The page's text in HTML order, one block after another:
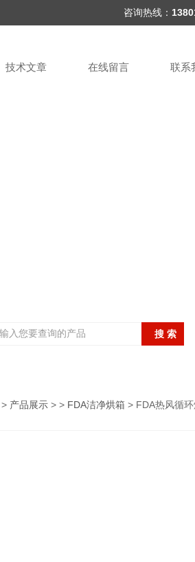
咨询热线：
技术文章 在线留言 联系
> 产品展示 > > FDA洁净烘箱 > FDA热风循